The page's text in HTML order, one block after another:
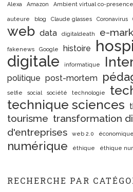
Alexa Amazon Ambient virtual co-presence
auteure blog Claude glasses Coronavirus
web data digitaldeath e-
fakenews Google histoire
digitale
informatique
politique post-mortem
selfie social société technologie
technique sciences
tourisme transformation
d'entreprises
web 2.0 économique
numérique
éthique éthique
RECHERCHE PAR